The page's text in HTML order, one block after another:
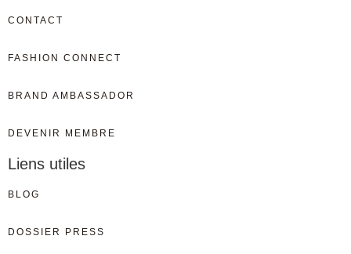
CONTACT
FASHION CONNECT
BRAND AMBASSADOR
DEVENIR MEMBRE
Liens utiles
BLOG
DOSSIER PRESS